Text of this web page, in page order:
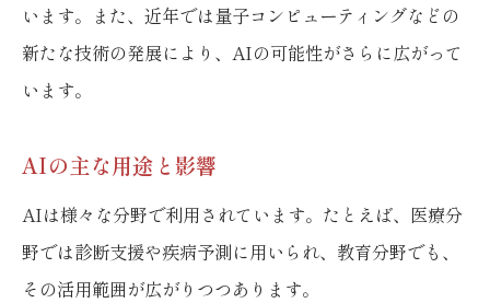
います。また、近年では量子コンピューティングなどの
新たな技術の発展により、AIの可能性がさらに広がって
います。
AIの主な用途と影響
AIは様々な分野で利用されています。たとえば、医療分
野では診断支援や疾病予測に用いられ、教育分野でも、
その活用範囲が広がりつつあります。